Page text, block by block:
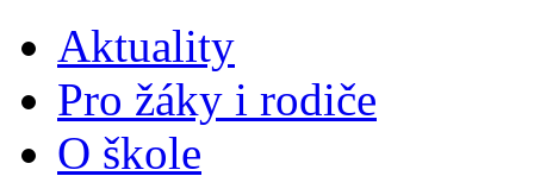
Aktuality
Pro žáky i rodiče
O škole